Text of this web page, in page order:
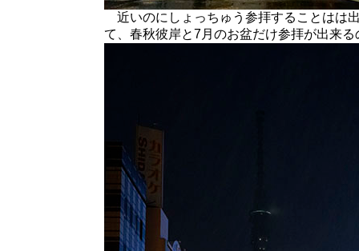
近いのにしょっちゅう参拝することはは
て、春秋彼岸と7月のお盆だけ参拝が出来る